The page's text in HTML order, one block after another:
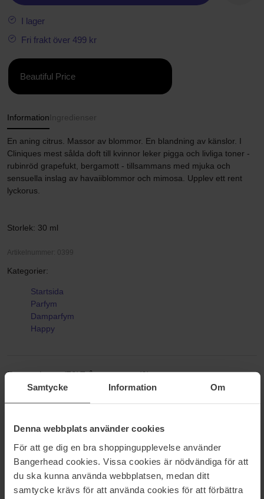
Samtycke Information Om
Denna webbplats använder cookies
För att ge dig en bra shoppingupplevelse använder
Bangerhead cookies. Vissa cookies är nödvändiga för att
du ska kunna använda webbplatsen, medan ditt
samtycke krävs för att använda cookies för att förbättra
I lager
Fri frakt över 499 kr
Beautiful Price
Information Ingredienser
En aning citrus. Massor av blommor. En blandning av känslor. I
Cliniques mest sålda doft till kvinnor leker pigga och livliga toner -
rubinröd grapefukt, bergamott - tillsammans med mjuka och
sensuella inslag av havaiiblommor och mimosa. Upplev ett rent
lyckorus.
Storlek: 30 ml
Artikelnummer: 0399
Kategorier:
Startsida
Parfym
Damparfym
Happy
Recensioner (79)Frågor & svar (0)
4.8
Baserat på 79 recensioner
82%